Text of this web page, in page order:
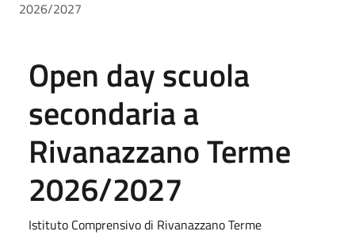
2026/2027
Open day scuola
secondaria a
Rivanazzano Terme
2026/2027
Istituto Comprensivo di Rivanazzano Terme